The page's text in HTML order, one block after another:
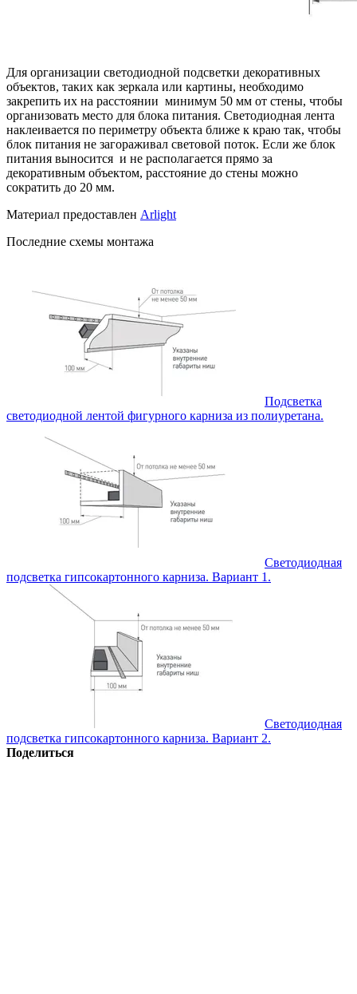
Для организации светодиодной подсветки декоративных
объектов, таких как зеркала или картины, необходимо
закрепить их на расстоянии минимум 50 мм от стены, чтобы
организовать место для блока питания. Светодиодная лента
наклеивается по периметру объекта ближе к краю так, чтобы
блок питания не загораживал световой поток. Если же блок
питания выносится и не располагается прямо за
декоративным объектом, расстояние до стены можно
сократить до 20 мм.
Материал предоставлен Arlight
Последние схемы монтажа
Подсветка
светодиодной лентой фигурного карниза из полиуретана.
Светодиодная
подсветка гипсокартонного карниза. Вариант 1.
Светодиодная
подсветка гипсокартонного карниза. Вариант 2.
Поделиться